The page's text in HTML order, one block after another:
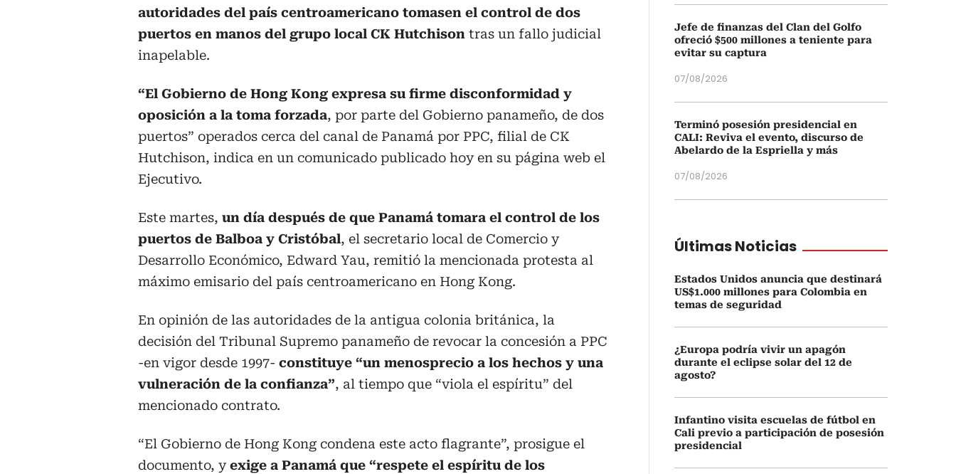
autoridades del país centroamericano tomasen el control de dos
puertos en manos del grupo local CK Hutchison tras un fallo judicial
inapelable.
“El Gobierno de Hong Kong expresa su firme disconformidad y
oposición a la toma forzada, por parte del Gobierno panameño, de dos
puertos” operados cerca del canal de Panamá por PPC, filial de CK
Hutchison, indica en un comunicado publicado hoy en su página web el
Ejecutivo.
Este martes, un día después de que Panamá tomara el control de los
puertos de Balboa y Cristóbal, el secretario local de Comercio y
Desarrollo Económico, Edward Yau, remitió la mencionada protesta al
máximo emisario del país centroamericano en Hong Kong.
En opinión de las autoridades de la antigua colonia británica, la
decisión del Tribunal Supremo panameño de revocar la concesión a PPC
-en vigor desde 1997- constituye “un menosprecio a los hechos y una
vulneración de la confianza”, al tiempo que “viola el espíritu” del
mencionado contrato.
“El Gobierno de Hong Kong condena este acto flagrante”, prosigue el
documento, yexige a Panamá que “respete el espíritu de los
Jefe de finanzas del Clan del Golfo
ofreció $500 millones a teniente para
evitar su captura
07/08/2026
Terminó posesión presidencial en
CALI: Reviva el evento, discurso de
Abelardo de la Espriella y más
07/08/2026
Últimas Noticias
Estados Unidos anuncia que destinará
US$1.000 millones para Colombia en
temas de seguridad
¿Europa podría vivir un apagón
durante el eclipse solar del 12 de
agosto?
Infantino visita escuelas de fútbol en
Cali previo a participación de posesión
presidencial